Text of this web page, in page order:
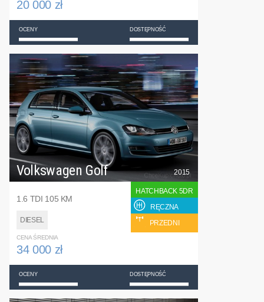
20 000 zł
OCENY DOSTĘPNOŚĆ
Volkswagen Golf
1.6 TDI 105 KM
DIESEL
2015
HATCHBACK 5DR
RĘCZNA
PRZEDNI
CENA ŚREDNIA
34 000 zł
OCENY DOSTĘPNOŚĆ